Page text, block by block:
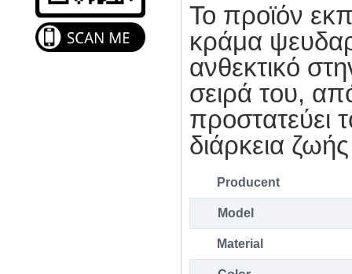
Το προϊόν
κράμα
ανθεκτικό
σειρά του,
προστατεύει
διάρκεια
Producent
Model
Material